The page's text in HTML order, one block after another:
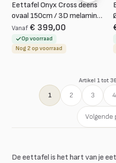
Eettafel Onyx Cross deens
ovaal 150cm / 3D melamine
graphite
Vanaf € 399,00
Op voorraad
Nog 2 op voorraad
Artikel 1 tot
1 2 3 4
Volgende
De eettafel is het hart van je